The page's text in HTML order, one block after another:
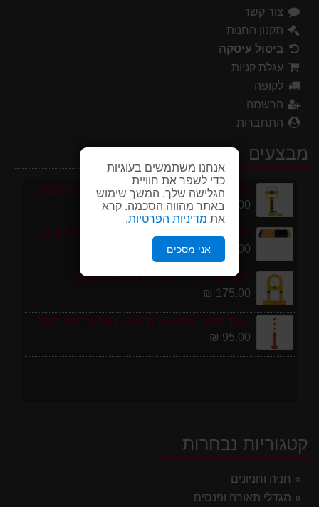
אנחנו משתמשים בעוגיות
כדי לשפר את חוויית
הגלישה שלך. המשך שימוש
באתר מהווה הסכמה. קרא
את מדיניות הפרטיות
אני מסכים
צור קשר
תקנון החנות
ביטול עיסקה
עגלת קניות
לקופה
הרשמה
התחברות
מבצעים
מחסום חניה פרטי כולל מנעול ומפתחות גובה 70 ס"מ
250.00 ₪
חבילת 1 מטר פסי האטה 10 קמ''ש כולל סופיות מפלסטיק
199.00 ₪
מחסום לחניה צורת U במבצע מטורף!
175.00 ₪
עמוד סימון גמיש 75 ס''מ ECO תוצרת אירופה
95.00 ₪
קטגוריות נבחרות
חניה וחניונים
מגדלי תאורה ופנסים